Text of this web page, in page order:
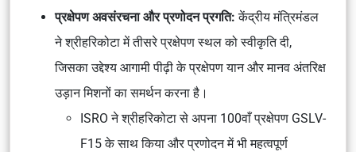
प्रक्षेपण अवसंरचना और प्रणोदन प्रगति: केंद्रीय मंत्रिमंडल
ने श्रीहरिकोटा में तीसरे प्रक्षेपण स्थल को स्वीकृति दी,
जिसका उद्देश्य आगामी पीढ़ी के प्रक्षेपण यान और मानव अंतरिक्ष
उड़ान मिशनों का समर्थन करना है।
ISRO ने श्रीहरिकोटा से अपना 100वाँ प्रक्षेपण GSLV-
F15 के साथ किया और प्रणोदन में भी महत्वपूर्ण